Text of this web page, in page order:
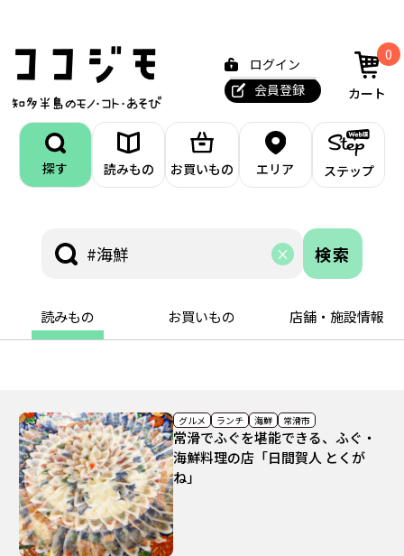
ログイン
会員登録
0
カート
探す 読みもの お買いもの エリア ステップ
検索
読みもの お買いもの 店舗・施設情報
常滑でふぐを堪能できる、ふぐ・
海鮮料理の店「日間賀人 とくが
ね」
グルメ ランチ 海鮮 常滑市